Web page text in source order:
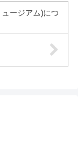
ージアム)につ